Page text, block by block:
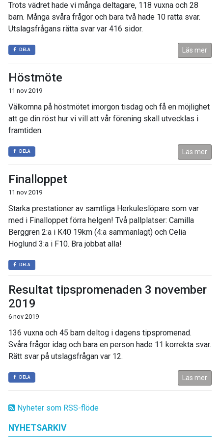
Nyheter som RSS-flöde
NYHETSARKIV
Trots vädret hade vi många deltagare, 118 vuxna och 28
barn. Många svåra frågor och bara två hade 10 rätta svar.
Utslagsfrågans rätta svar var 416 sidor.
DELA Läs mer
Höstmöte
11 nov 2019
Välkomna på höstmötet imorgon tisdag och få en möjlighet
att ge din röst hur vi vill att vår förening skall utvecklas i
framtiden.
DELA Läs mer
Finalloppet
11 nov 2019
Starka prestationer av samtliga Herkuleslöpare som var
med i Finalloppet förra helgen! Två pallplatser: Camilla
Berggren 2:a i K40 19km (4:a sammanlagt) och Celia
Höglund 3:a i F10. Bra jobbat alla!
DELA
Resultat tipspromenaden 3 november
2019
6 nov 2019
136 vuxna och 45 barn deltog i dagens tipspromenad.
Svåra frågor idag och bara en person hade 11 korrekta svar.
Rätt svar på utslagsfrågan var 12.
DELA Läs mer